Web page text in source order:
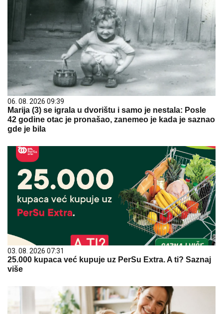
06. 08. 2026 09:39
Marija (3) se igrala u dvorištu i samo je nestala: Posle
42 godine otac je pronašao, zanemeo je kada je saznao
gde je bila
03. 08. 2026 07:31
25.000 kupaca već kupuje uz PerSu Extra. A ti? Saznaj
više